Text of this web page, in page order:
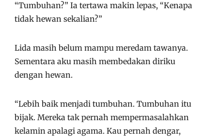
“Tumbuhan?” Ia tertawa makin lepas, “Kenapa
tidak hewan sekalian?”
Lida masih belum mampu meredam tawanya.
Sementara aku masih membedakan diriku
dengan hewan.
“Lebih baik menjadi tumbuhan. Tumbuhan itu
bijak. Mereka tak pernah mempermasalahkan
kelamin apalagi agama. Kau pernah dengar,